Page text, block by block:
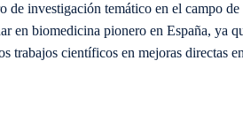
investigación temático en el campo de
en biomedicina pionero en España, ya
trabajos científicos en mejoras directas en